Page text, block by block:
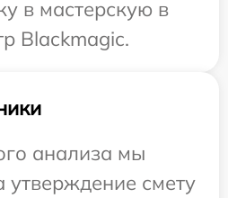
в мастерскую в
Blackmagic.
анализа мы
утверждение смету